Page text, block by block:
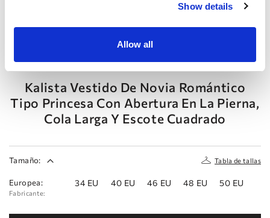
Show details
Allow all
DOMINISS
Kalista Vestido De Novia Romántico
Tipo Princesa Con Abertura En La Pierna,
Cola Larga Y Escote Cuadrado
Tamaño: Tabla de tallas
Europea:
Fabricante:
34 EU 40 EU 46 EU 48 EU 50 EU